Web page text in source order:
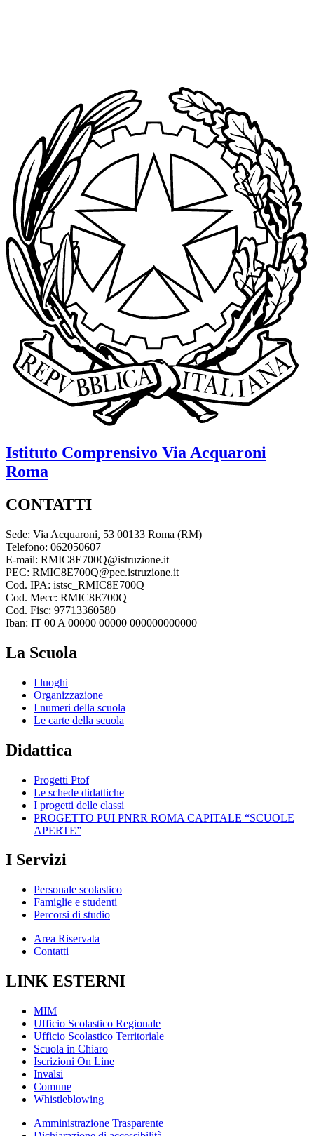
Istituto Comprensivo Via Acquaroni
Roma
CONTATTI
Sede: Via Acquaroni, 53 00133 Roma (RM)
Telefono: 062050607
E-mail: RMIC8E700Q@istruzione.it
PEC: RMIC8E700Q@pec.istruzione.it
Cod. IPA: istsc_RMIC8E700Q
Cod. Mecc: RMIC8E700Q
Cod. Fisc: 97713360580
Iban: IT 00 A 00000 00000 000000000000
La Scuola
I luoghi
Organizzazione
I numeri della scuola
Le carte della scuola
Didattica
Progetti Ptof
Le schede didattiche
I progetti delle classi
PROGETTO PUI PNRR ROMA CAPITALE “SCUOLE
APERTE”
I Servizi
Personale scolastico
Famiglie e studenti
Percorsi di studio
Area Riservata
Contatti
LINK ESTERNI
MIM
Ufficio Scolastico Regionale
Ufficio Scolastico Territoriale
Scuola in Chiaro
Iscrizioni On Line
Invalsi
Comune
Whistleblowing
Amministrazione Trasparente